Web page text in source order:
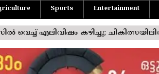
Sports Entertainment